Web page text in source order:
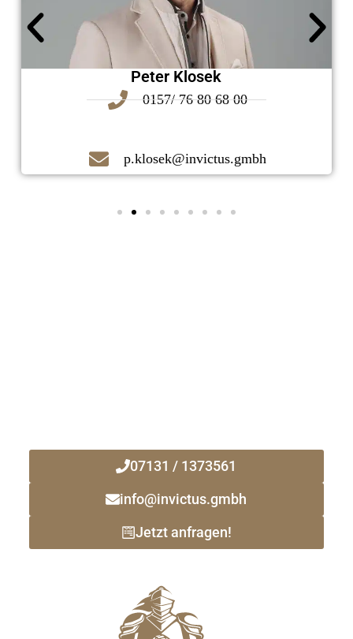
Peter Klosek
0157/ 76 80 68 00
p.klosek@invictus.gmbh
07131 / 1373561
info@invictus.gmbh
Jetzt anfragen!